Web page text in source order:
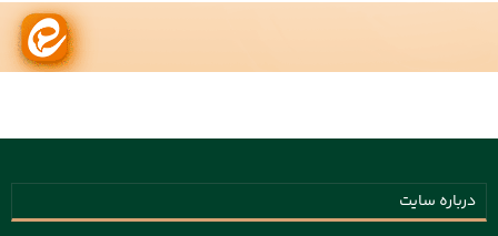
درباره سایت